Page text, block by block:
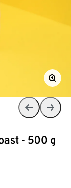
- 500 g